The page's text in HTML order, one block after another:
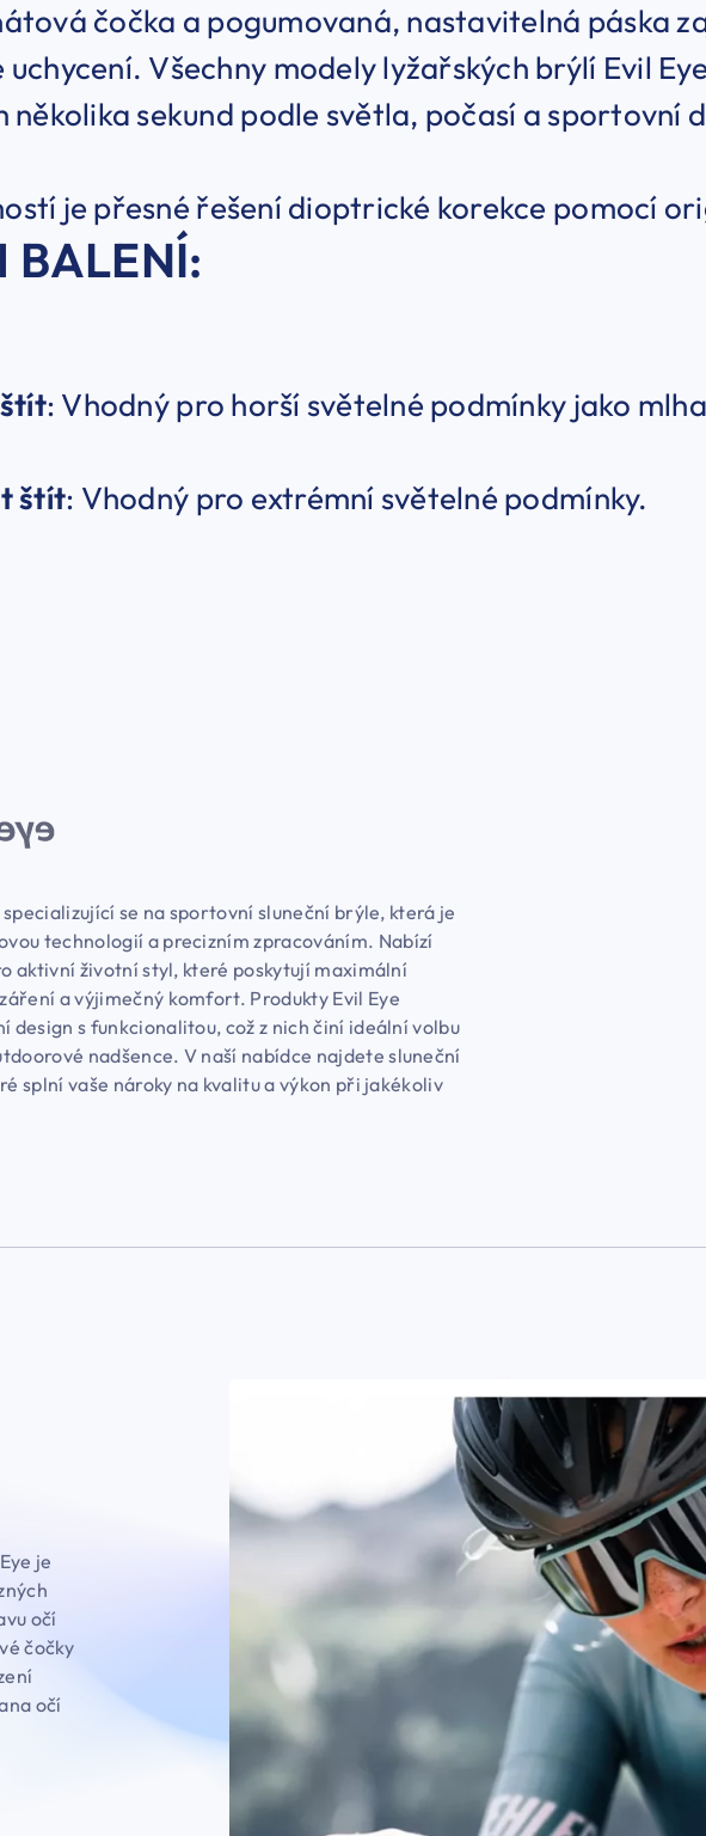
čočka a pogumovaná, nastavitelná páska
uchycení. Všechny modely lyžařských brýlí Evil
několika sekund podle světla, počasí a sportovní
je přesné řešení dioptrické korekce pomocí
BALENÍ:
: Vhodný pro horší světelné podmínky jako
štít: Vhodný pro extrémní světelné podmínky.
specializující se na sportovní sluneční brýle, která je
technologií a precizním zpracováním. Nabízí
aktivní životní styl, které poskytují maximální
a výjimečný komfort. Produkty Evil Eye
design s funkcionalitou, což z nich činí ideální volbu
nadšence. V naší nabídce najdete sluneční
splní vaše nároky na kvalitu a výkon při jakékoliv
je
očí
čočky
očí